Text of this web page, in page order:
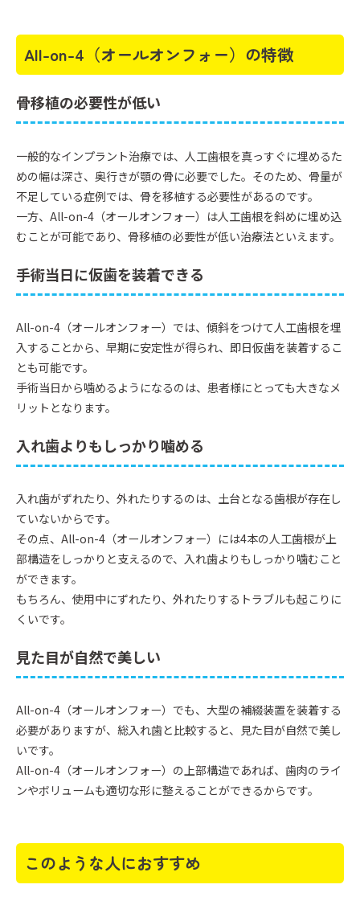
All-on-4（オールオンフォー）の特徴
骨移植の必要性が低い
一般的なインプラント治療では、人工歯根を真っすぐに埋めるた
めの幅は深さ、奥行きが顎の骨に必要でした。そのため、骨量が
不足している症例では、骨を移植する必要性があるのです。
一方、All-on-4（オールオンフォー）は人工歯根を斜めに埋め込
むことが可能であり、骨移植の必要性が低い治療法といえます。
手術当日に仮歯を装着できる
All-on-4（オールオンフォー）では、傾斜をつけて人工歯根を埋
入することから、早期に安定性が得られ、即日仮歯を装着するこ
とも可能です。
手術当日から噛めるようになるのは、患者様にとっても大きなメ
リットとなります。
入れ歯よりもしっかり噛める
入れ歯がずれたり、外れたりするのは、土台となる歯根が存在し
ていないからです。
その点、All-on-4（オールオンフォー）には4本の人工歯根が上
部構造をしっかりと支えるので、入れ歯よりもしっかり噛むこと
ができます。
もちろん、使用中にずれたり、外れたりするトラブルも起こりに
くいです。
見た目が自然で美しい
All-on-4（オールオンフォー）でも、大型の補綴装置を装着する
必要がありますが、総入れ歯と比較すると、見た目が自然で美し
いです。
All-on-4（オールオンフォー）の上部構造であれば、歯肉のライ
ンやボリュームも適切な形に整えることができるからです。
このような人におすすめ